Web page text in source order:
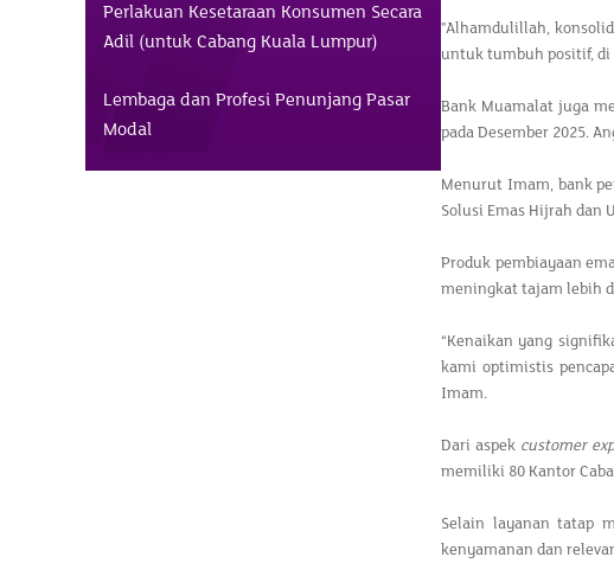
Perlakuan Kesetaraan Konsumen Secara
Adil (untuk Cabang Kuala Lumpur)
Lembaga dan Profesi Penunjang Pasar
Modal
"Alhamdulillah,
untuk tumbuh positif, di
Bank Muamalat juga
pada Desember 2025.
Menurut Imam, bank
Solusi Emas Hijrah dan
Produk pembiayaan
meningkat tajam lebih
“Kenaikan yang
kami optimistis
Imam.
Dari aspek customer
memiliki 80 Kantor
Selain layanan tatap
kenyamanan dan